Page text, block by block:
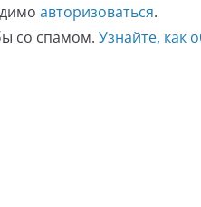
авторизоваться.
со спамом. Узнайте, как